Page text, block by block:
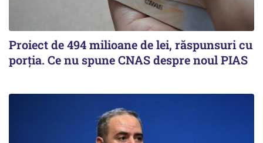
Proiect de 494 milioane de lei, răspunsuri cu
porția. Ce nu spune CNAS despre noul PIAS